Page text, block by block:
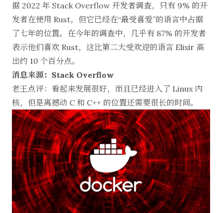
据 2022 年 Stack Overflow 开发者调查，只有 9% 的开
发者在使用 Rust，但它已经在“最受喜爱”的语言中占据
了七年的位置。在今年的调查中，几乎有 87% 的开发者
表示他们喜欢 Rust，这比第二大受欢迎的语言 Elixir 高
出约 10 个百分点。
消息来源：Stack Overflow
老王点评：看起来发展很好，而且已经进入了 Linux 内
核，但是离撼动 C 和 C++ 的位置还需要很长的时间。